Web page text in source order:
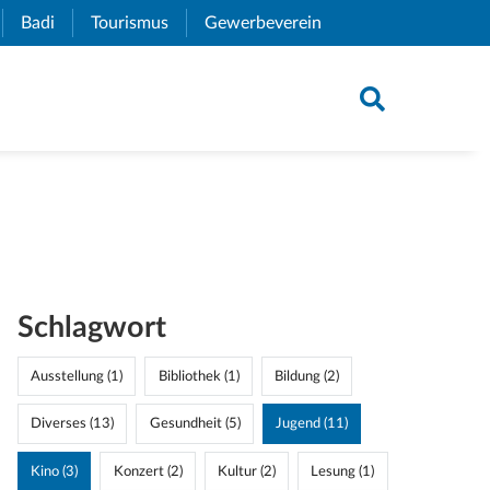
Link)
Badi (External Link)
Tourismus (External Link)
Gewerbeverein
Schlagwort
Ausstellung (1) Bibliothek (1) Bildung (2)
Diverses (13) Gesundheit (5) Jugend (11)
Kino (3) Konzert (2) Kultur (2) Lesung (1)